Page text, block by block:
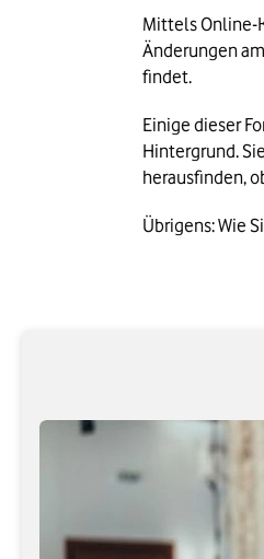
Mittels Online-
Änderungen
findet.
Einige dieser
Hintergrund.
herausfinden,
Übrigens: Wie